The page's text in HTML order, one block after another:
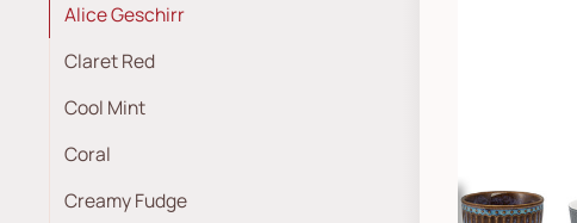
Alice Geschirr
Claret Red
Cool Mint
Coral
Creamy Fudge